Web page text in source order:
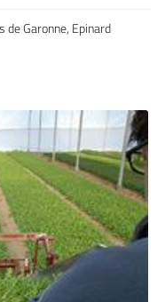
commerciales à
à tout moment en
de Garonne, Epinard